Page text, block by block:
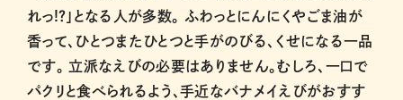
れっ!？」となる人が多数。 ふわっとにんにくやごま油が
香って、ひとつまたひとつと手がのびる、くせになる一品
です。 立派なえびの必要はありません。むしろ、一口で
パクリと食べられるよう、手近なバナメイえびがおすす